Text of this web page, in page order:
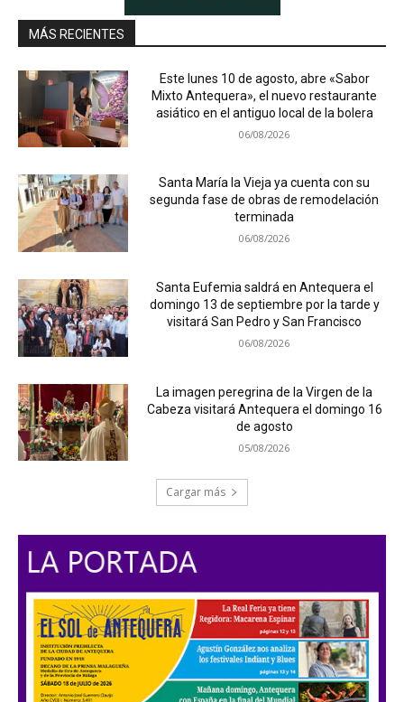
MÁS RECIENTES
Este lunes 10 de agosto, abre «Sabor
Mixto Antequera», el nuevo restaurante
asiático en el antiguo local de la bolera
06/08/2026
Santa María la Vieja ya cuenta con su
segunda fase de obras de remodelación
terminada
06/08/2026
Santa Eufemia saldrá en Antequera el
domingo 13 de septiembre por la tarde y
visitará San Pedro y San Francisco
06/08/2026
La imagen peregrina de la Virgen de la
Cabeza visitará Antequera el domingo 16
de agosto
05/08/2026
Cargar más